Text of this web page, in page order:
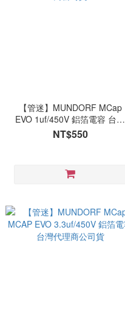
【管迷】MUNDORF MCap
EVO 1uf/450V 鋁箔電容 台灣
代理商公司貨
NT$550